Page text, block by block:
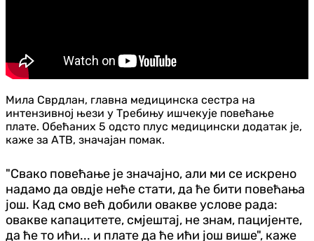
Мила Сврдлан, главна медицинска сестра на
интензивној њези у Требињу ишчекује повећање
плате. Обећаних 5 одсто плус медицински додатак је,
каже за АТВ, значајан помак.
"Свако повећање је значајно, али ми се искрено
надамо да овдје неће стати, да ће бити повећања
још. Кад смо већ добили овакве услове рада:
овакве капацитете, смјештај, не знам, пацијенте,
да ће то ићи... и плате да ће ићи још више", каже